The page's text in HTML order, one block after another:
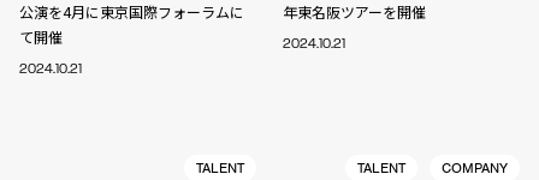
公演を4月に東京国際フォーラムに
て開催
2024.10.21
年東名阪ツアーを開催
2024.10.21
TALENT TALENT COMPANY